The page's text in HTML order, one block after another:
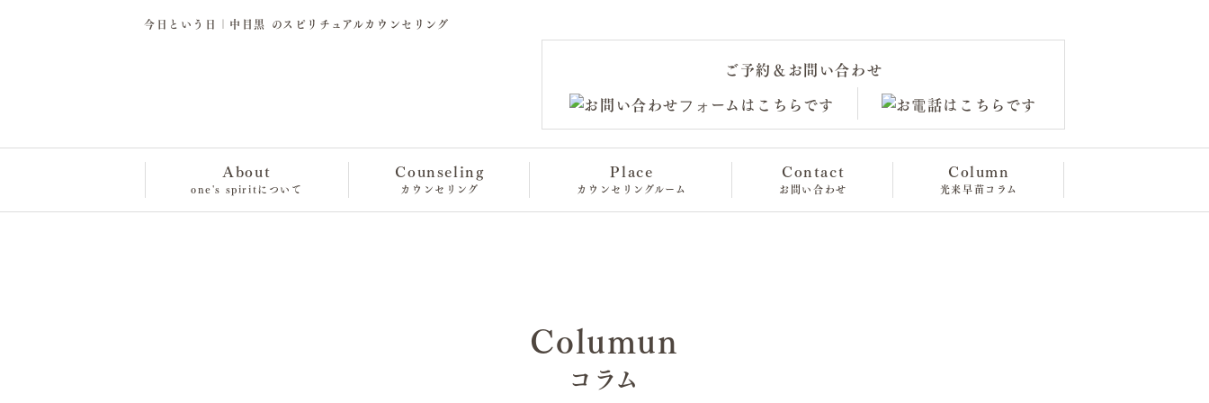
今日という日｜中目黒 のスピリチュアルカウンセリング
ご予約＆お問い合わせ
About
one's spiritについて
Counseling
カウンセリング
Place
カウンセリングルーム
Contact
お問い合わせ
Column
光来早苗コラム
Columun
コラム